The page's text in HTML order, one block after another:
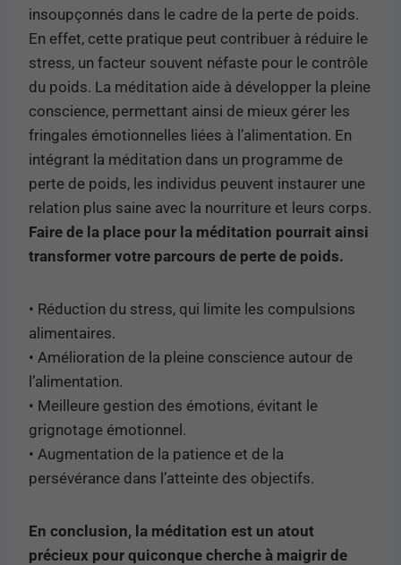
insoupçonnés dans le cadre de la perte de poids.
En effet, cette pratique peut contribuer à réduire le
stress, un facteur souvent néfaste pour le contrôle
du poids. La méditation aide à développer la pleine
conscience, permettant ainsi de mieux gérer les
fringales émotionnelles liées à l’alimentation. En
intégrant la méditation dans un programme de
perte de poids, les individus peuvent instaurer une
relation plus saine avec la nourriture et leurs corps.
Faire de la place pour la méditation pourrait ainsi
transformer votre parcours de perte de poids.
• Réduction du stress, qui limite les compulsions
alimentaires.
• Amélioration de la pleine conscience autour de
l’alimentation.
• Meilleure gestion des émotions, évitant le
grignotage émotionnel.
• Augmentation de la patience et de la
persévérance dans l’atteinte des objectifs.
En conclusion, la méditation est un atout
précieux pour quiconque cherche à maigrir de